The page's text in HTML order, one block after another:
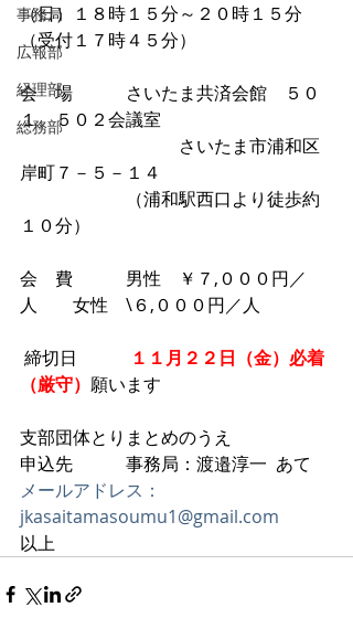
事務局
広報部
経理部
総務部
（日）１８時１５分～２０時１５分
（受付１７時４５分）
会　場　　　さいたま共済会館　５０
１、５０２会議室
さいたま市浦和区
岸町７－５－１４
（浦和駅西口より徒歩約
１０分）
会　費　　　男性　￥７,０００円／
人　　女性　\６,０００円／人
締切日
１１月２２日（金）必着
（厳守） 願います
支部団体とりまとめのうえ
申込先　　　事務局：渡邉淳一  あて
メールアドレス：
jkasaitamasoumu1@gmail.com
以上